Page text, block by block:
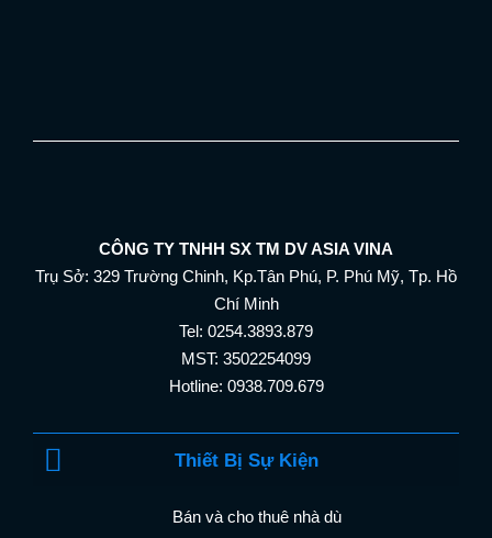
CÔNG TY TNHH SX TM DV ASIA VINA
Trụ Sở: 329 Trường Chinh, Kp.Tân Phú, P. Phú Mỹ, Tp. Hồ
Chí Minh
Tel: 0254.3893.879
MST: 3502254099
Hotline: 0938.709.679
Thiết Bị Sự Kiện
Bán và cho thuê nhà dù